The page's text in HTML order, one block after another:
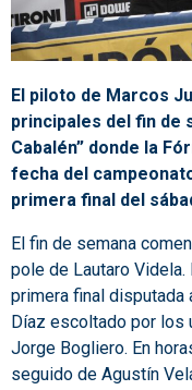
El piloto de Marcos
principales del fin de
Cabalén” donde la
fecha del
primera final del
El fin de semana
pole de Lautaro
primera final disputada
Díaz escoltado por los
Jorge Bogliero. En
seguido de Agustín